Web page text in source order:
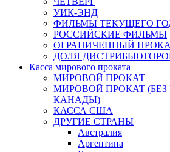
УИК-ЭНД
ФИЛЬМЫ ТЕКУЩЕГО
РОССИЙСКИЕ ФИЛЬМЫ
ОГРАНИЧЕННЫЙ
ДОЛЯ
Касса мирового проката
МИРОВОЙ ПРОКАТ
МИРОВОЙ ПРОКАТ
КАНАДЫ)
КАССА США
ДРУГИЕ СТРАНЫ
Австралия
Аргентина